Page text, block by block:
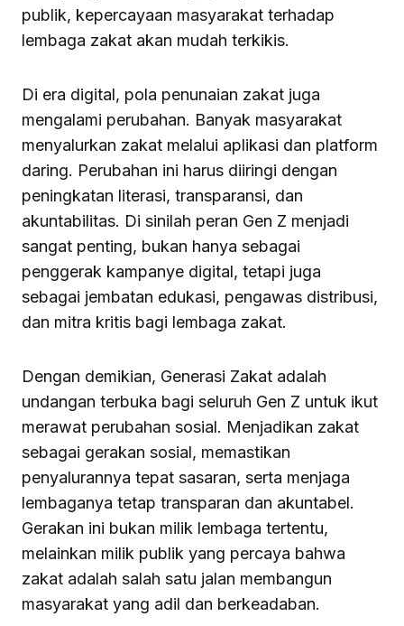
publik, kepercayaan masyarakat terhadap
lembaga zakat akan mudah terkikis.
Di era digital, pola penunaian zakat juga
mengalami perubahan. Banyak masyarakat
menyalurkan zakat melalui aplikasi dan platform
daring. Perubahan ini harus diiringi dengan
peningkatan literasi, transparansi, dan
akuntabilitas. Di sinilah peran Gen Z menjadi
sangat penting, bukan hanya sebagai
penggerak kampanye digital, tetapi juga
sebagai jembatan edukasi, pengawas distribusi,
dan mitra kritis bagi lembaga zakat.
Dengan demikian, Generasi Zakat adalah
undangan terbuka bagi seluruh Gen Z untuk ikut
merawat perubahan sosial. Menjadikan zakat
sebagai gerakan sosial, memastikan
penyalurannya tepat sasaran, serta menjaga
lembaganya tetap transparan dan akuntabel.
Gerakan ini bukan milik lembaga tertentu,
melainkan milik publik yang percaya bahwa
zakat adalah salah satu jalan membangun
masyarakat yang adil dan berkeadaban.